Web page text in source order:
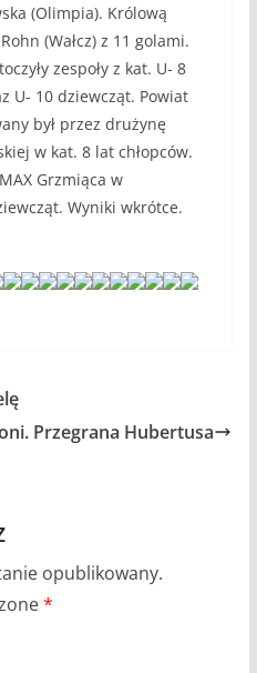
(Olimpia). Królową
(Wałcz) z 11 golami.
zespoły z kat. U- 8
U- 10 dziewcząt. Powiat
był przez drużynę
w kat. 8 lat chłopców.
Grzmiąca w
Wyniki wkrótce.
Przegrana Hubertusa
opublikowany.
*